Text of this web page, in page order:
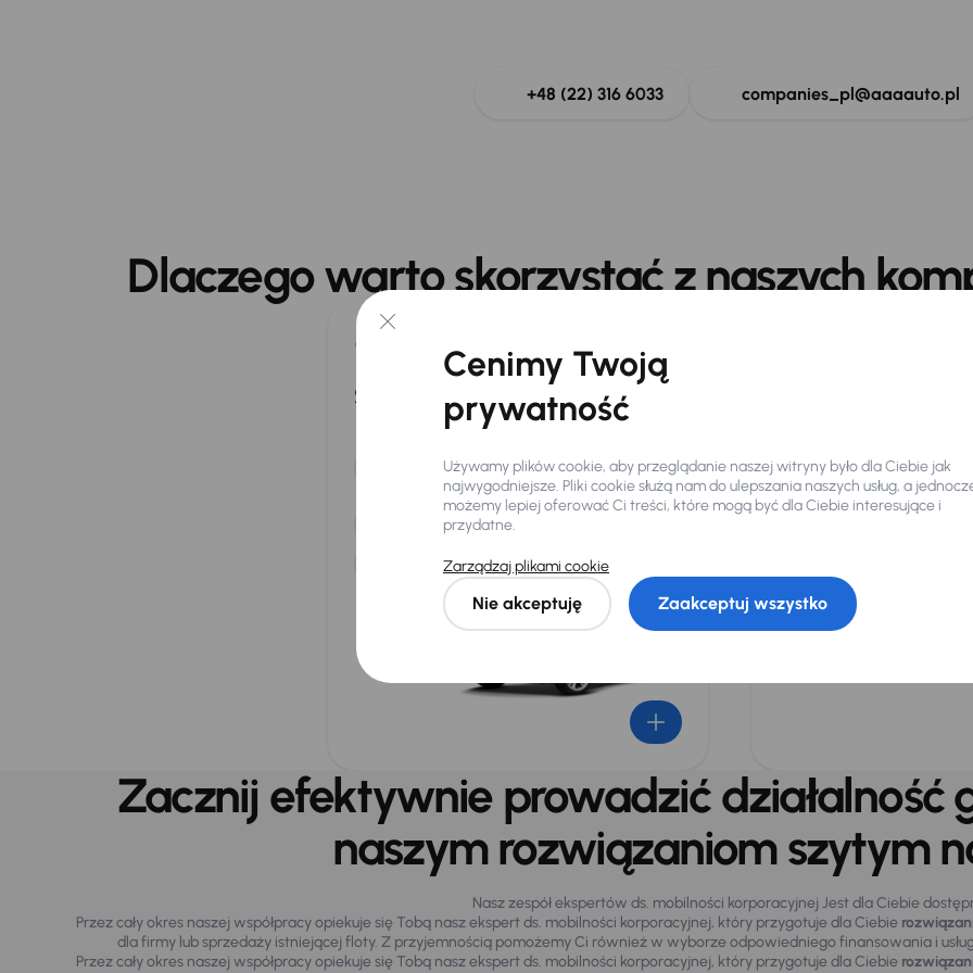
+48 (22) 316 6033 companies_pl@aaaauto.pl
Dlaczego warto skorzystać z naszych
Sprzedaż
samochodów
19 000 aut, ponad 5 000 samochodów z
możliwością odliczenia VAT oraz 1 000
samochodów dostawczych.
Mamy do dyspozycji samochody wszystkich
marek i rozmiarów, dostępne od ręki.
bezpłatny pakiet korzyści.
Pieniądze przylejemy w
Możliwość sprzedaży na
bezpłatnym dojazdem
Zacznij efektywnie prowadzić działalność
naszym rozwiązaniom szytym
Nasz zespół ekspertów ds. mobilności korporacyjnej Jest dla Ciebie
Przez cały okres naszej współpracy opiekuje się Tobą nasz ekspert ds. mobilności korporacyjnej, który przygotuje dla Ciebie
dla firmy lub sprzedaży istniejącej floty. Z przyjemnością pomożemy Ci również w wyborze odpowiedniego finansowania i
Przez cały okres naszej współpracy opiekuje się Tobą nasz ekspert ds. mobilności korporacyjnej, który przygotuje dla Ciebie
Cenimy Twoją
prywatność
Używamy plików cookie, aby przeglądanie naszej witryny było dla Ciebie jak
najwygodniejsze. Pliki cookie służą nam do ulepszania naszych usług, a
możemy lepiej oferować Ci treści, które mogą być dla Ciebie interesujące i
przydatne.
Zarządzaj plikami cookie
Nie akceptuję Zaakceptuj wszystko